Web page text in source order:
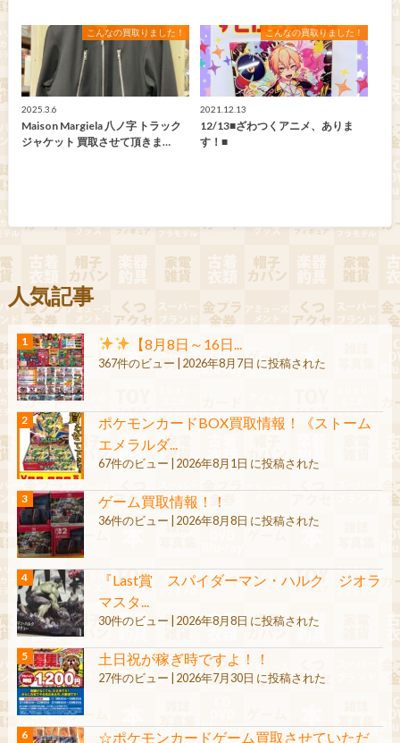
こんなの買取りました！
2025.3.6
Maison Margiela 八ノ字 トラック
ジャケット 買取させて頂きま…
こんなの買取りました！
2021.12.13
12/13■ざわつくアニメ、ありま
す！■
人気記事
【8月8日～16日...
367件のビュー | 2026年8月7日 に投稿された
ポケモンカードBOX買取情報！《ストーム
エメラルダ...
67件のビュー | 2026年8月1日 に投稿された
ゲーム買取情報！！
36件のビュー | 2026年8月8日 に投稿された
『Last賞 スパイダーマン・ハルク ジオラ
マスタ...
30件のビュー | 2026年8月8日 に投稿された
土日祝が稼ぎ時ですよ！！
27件のビュー | 2026年7月30日 に投稿された
☆ポケモンカードゲーム買取させていただ